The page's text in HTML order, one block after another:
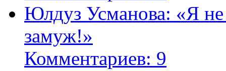
Юлдуз Усманова: «Я
замуж!»
Комментариев: 9